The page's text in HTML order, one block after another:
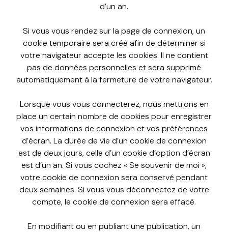
d’un an.
Si vous vous rendez sur la page de connexion, un
cookie temporaire sera créé afin de déterminer si
votre navigateur accepte les cookies. Il ne contient
pas de données personnelles et sera supprimé
automatiquement à la fermeture de votre navigateur.
Lorsque vous vous connecterez, nous mettrons en
place un certain nombre de cookies pour enregistrer
vos informations de connexion et vos préférences
d’écran. La durée de vie d’un cookie de connexion
est de deux jours, celle d’un cookie d’option d’écran
est d’un an. Si vous cochez « Se souvenir de moi »,
votre cookie de connexion sera conservé pendant
deux semaines. Si vous vous déconnectez de votre
compte, le cookie de connexion sera effacé.
En modifiant ou en publiant une publication, un